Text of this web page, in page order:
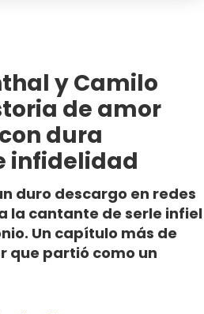
y Camilo
de amor
dura
infidelidad
duro descargo en redes
la cantante de serle infiel
Un capítulo más de
que partió como un